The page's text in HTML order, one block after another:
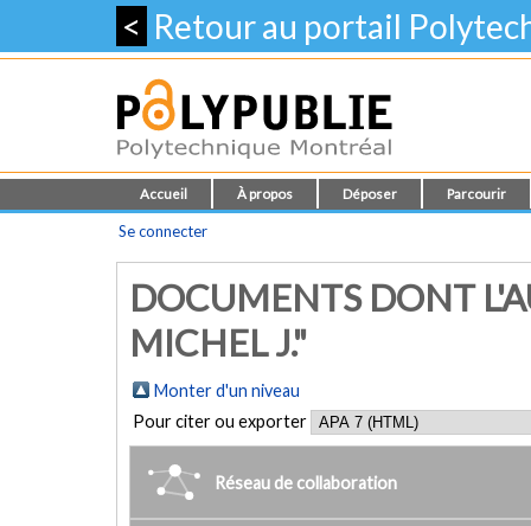
< Retour au portail
Accueil À propos Déposer Parcourir
Se connecter
DOCUMENTS DONT
MICHEL J."
Monter d'un niveau
Pour citer ou exporter
Réseau de collaboration